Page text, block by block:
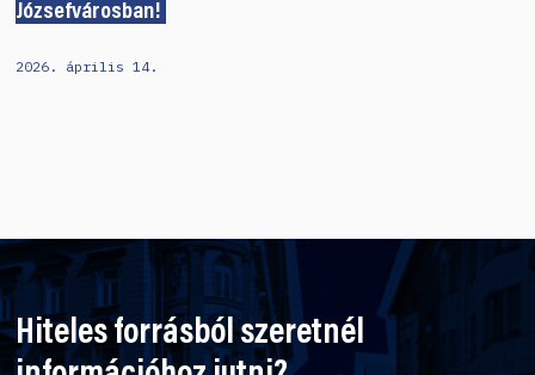
Józsefvárosban!
2026. április 14.
Hiteles forrásból szeretnél